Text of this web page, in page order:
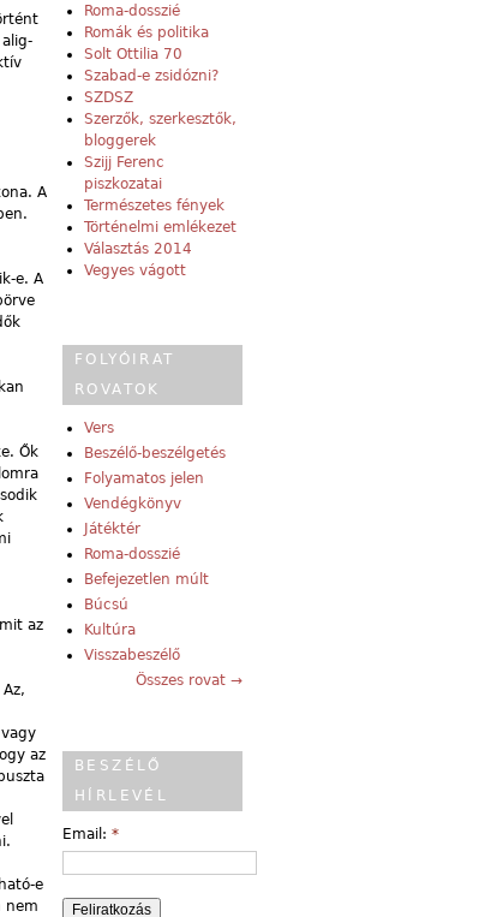
A
e. A
Ők
az
az
e
nem
Roma-dosszié
Romák és politika
Solt Ottilia 70
Szabad-e zsidózni?
SZDSZ
Szerzők, szerkesztők,
bloggerek
Szijj Ferenc
piszkozatai
Természetes fények
Történelmi emlékezet
Választás 2014
Vegyes vágott
FOLYÓIRAT
ROVATOK
Vers
Beszélő-beszélgetés
Folyamatos jelen
Vendégkönyv
Játéktér
Roma-dosszié
Befejezetlen múlt
Búcsú
Kultúra
Visszabeszélő
Összes rovat →
BESZÉLŐ
HÍRLEVÉL
Email: *